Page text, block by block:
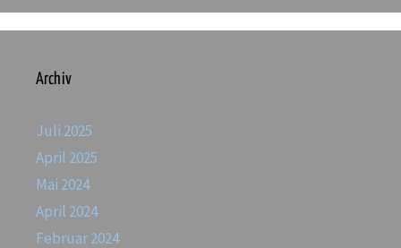
Archiv
Juli 2025
April 2025
Mai 2024
April 2024
Februar 2024